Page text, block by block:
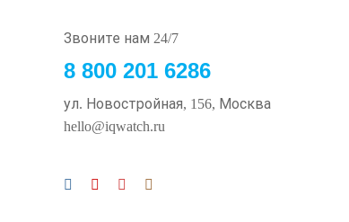
Звоните нам 24/7
8 800 201 6286
ул. Новостройная, 156, Москва
hello@iqwatch.ru